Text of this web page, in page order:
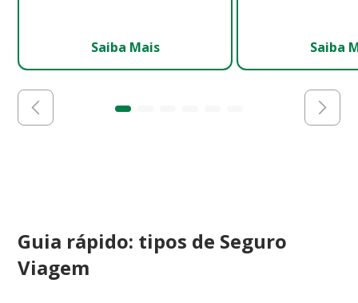
Saiba Mais Saiba
Guia rápido: tipos de Seguro
Viagem